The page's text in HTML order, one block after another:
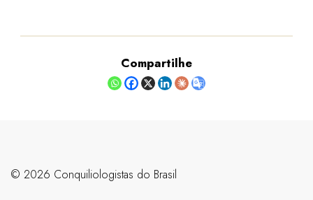
Compartilhe
©️ 2026 Conquiliologistas do Brasil